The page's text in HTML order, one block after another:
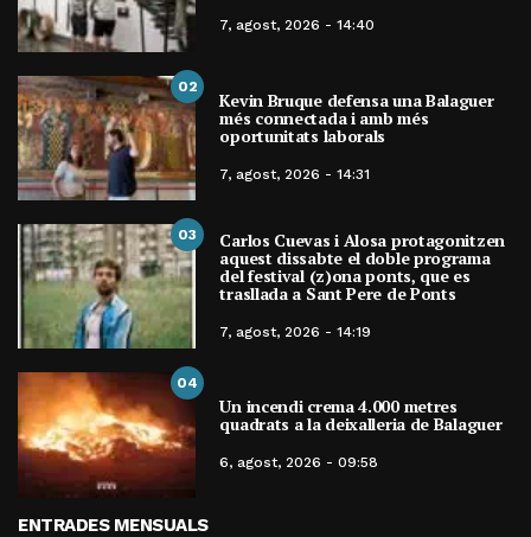
7, agost, 2026 - 14:40
02
Kevin Bruque defensa una Balaguer
més connectada i amb més
oportunitats laborals
7, agost, 2026 - 14:31
03 Carlos Cuevas i Alosa protagonitzen
aquest dissabte el doble programa
del festival (z)ona ponts, que es
trasllada a Sant Pere de Ponts
7, agost, 2026 - 14:19
04
Un incendi crema 4.000 metres
quadrats a la deixalleria de Balaguer
6, agost, 2026 - 09:58
ENTRADES MENSUALS